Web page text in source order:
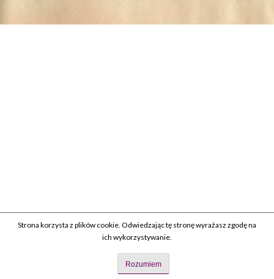
Strona korzysta z plików cookie. Odwiedzając tę stronę wyrażasz zgodę na
ich wykorzystywanie.
Rozumiem